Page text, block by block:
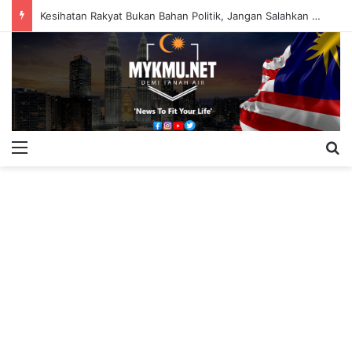
Kesihatan Rakyat Bukan Bahan Politik, Jangan Salahkan Onn Hafiz – Haslinda Salleh